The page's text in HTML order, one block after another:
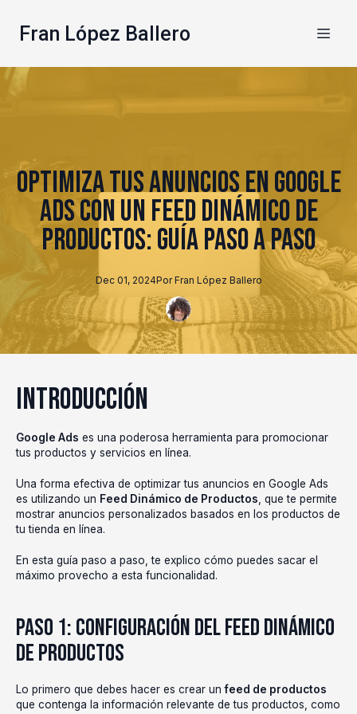
Fran López Ballero
Optimiza tus Anuncios en Google
Ads con un Feed Dinámico de
Productos: Guía Paso a Paso
Dec 01, 2024Por Fran López Ballero
Introducción
Google Ads es una poderosa herramienta para promocionar
tus productos y servicios en línea.
Una forma efectiva de optimizar tus anuncios en Google Ads
es utilizando un Feed Dinámico de Productos , que te permite
mostrar anuncios personalizados basados en los productos de
tu tienda en línea.
En esta guía paso a paso, te explico cómo puedes sacar el
máximo provecho a esta funcionalidad.
Paso 1: Configuración del Feed Dinámico
de Productos
Lo primero que debes hacer es crear unfeed de productos
que contenga la información relevante de tus productos, como